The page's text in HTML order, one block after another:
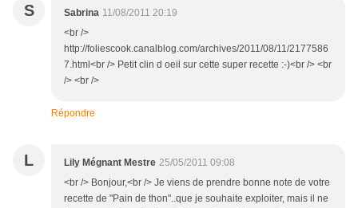
S Sabrina 11/08/2011 20:19
<br />
http://foliescook.canalblog.com/archives/2011/08/11/2177586
7.html<br /> Petit clin d oeil sur cette super recette :-)<br /> <br
/> <br />
Répondre
L Lily Mégnant Mestre 25/05/2011 09:08
<br /> Bonjour,<br /> Je viens de prendre bonne note de votre
recette de "Pain de thon"..que je souhaite exploiter, mais il ne